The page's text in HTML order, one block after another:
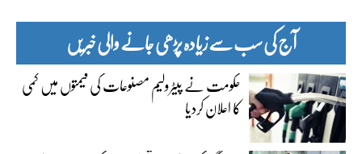
آج کی سب سے زیادہ پڑھی جانے والی خبریں
حکومت نے پیٹرولیم مصنوعات کی قیمتوں میں کمی
کا اعلان کردیا